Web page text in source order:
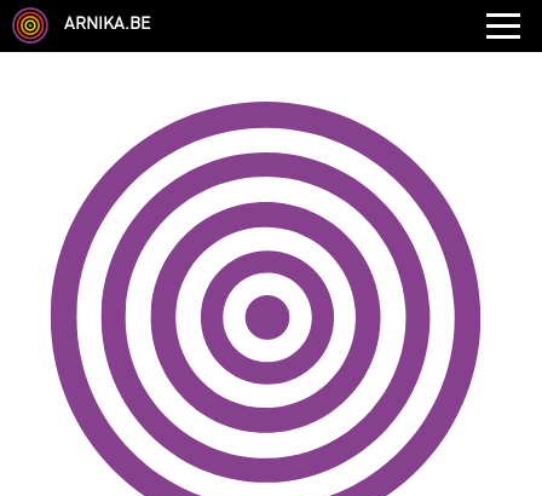
ARNIKA.BE
AUTRE COMPÉTENCE TYPE
LANGUES PARLÉES ÉCOLE
CHEVEUX TAILLE
CORPULENCE ANNÉE DE NAISSANCE
ANNULER LES FILTRES